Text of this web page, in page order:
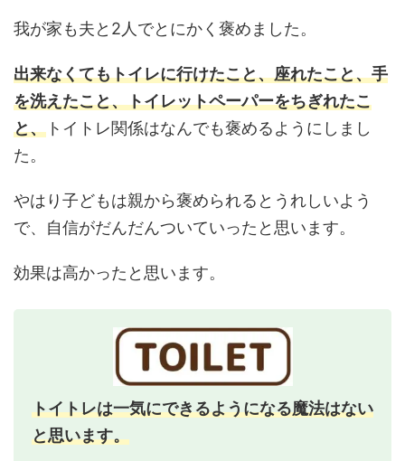
我が家も夫と2人でとにかく褒めました。
出来なくてもトイレに行けたこと、座れたこと、手
を洗えたこと、トイレットペーパーをちぎれたこ
と、 トイトレ関係はなんでも褒めるようにしまし
た。
やはり子どもは親から褒められるとうれしいよう
で、自信がだんだんついていったと思います。
効果は高かったと思います。
トイトレは一気にできるようになる魔法はない
と思います。